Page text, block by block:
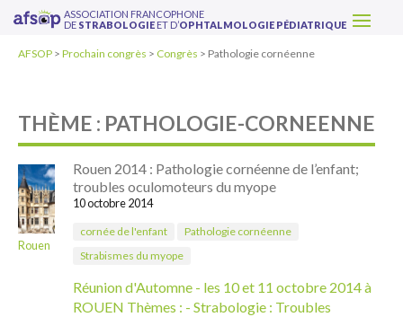
ASSOCIATION FRANCOPHONE
DE STRABOLOGIE ET D’OPHTALMOLOGIE PÉDIATRIQUE
AFSOP > Prochain congrès > Congrès > Pathologie cornéenne
THÈME : PATHOLOGIE-CORNEENNE
Rouen
Rouen 2014 : Pathologie cornéenne de l’enfant;
troubles oculomoteurs du myope
10 octobre 2014
cornée de l'enfant
Pathologie cornéenne
Strabismes du myope
Réunion d'Automne - les 10 et 11 octobre 2014 à
ROUEN Thèmes : - Strabologie : Troubles